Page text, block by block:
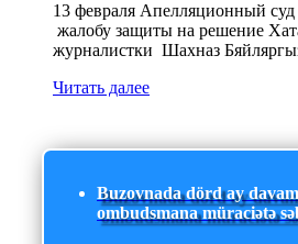
13 февраля Апелляционный суд
жалобу защиты на решение
журналистки Шахназ
Читать далее
Buzovnada dörd ay
ombudsmana müraciətə